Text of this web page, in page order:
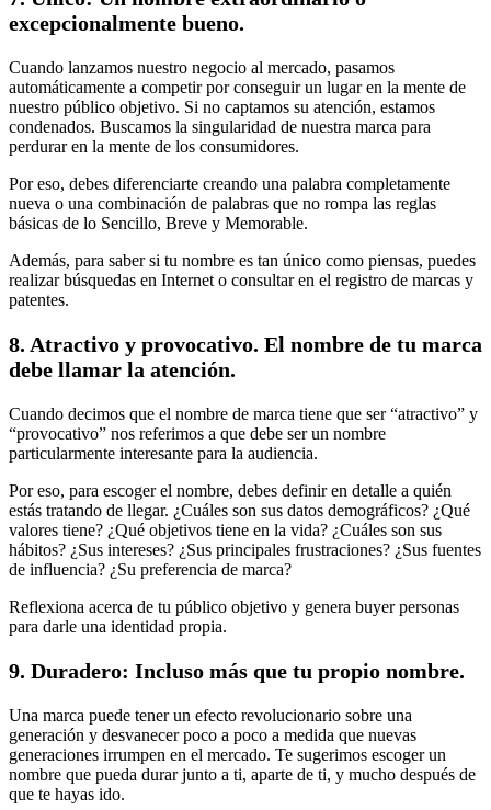
excepcionalmente bueno.
Cuando lanzamos nuestro negocio al mercado, pasamos
automáticamente a competir por conseguir un lugar en la mente de
nuestro público objetivo. Si no captamos su atención, estamos
condenados. Buscamos la singularidad de nuestra marca para
perdurar en la mente de los consumidores.
Por eso, debes diferenciarte creando una palabra completamente
nueva o una combinación de palabras que no rompa las reglas
básicas de lo Sencillo, Breve y Memorable.
Además, para saber si tu nombre es tan único como piensas, puedes
realizar búsquedas en Internet o consultar en el registro de marcas y
patentes.
8. Atractivo y provocativo. El nombre de tu marca
debe llamar la atención.
Cuando decimos que el nombre de marca tiene que ser “atractivo” y
“provocativo” nos referimos a que debe ser un nombre
particularmente interesante para la audiencia.
Por eso, para escoger el nombre, debes definir en detalle a quién
estás tratando de llegar. ¿Cuáles son sus datos demográficos? ¿Qué
valores tiene? ¿Qué objetivos tiene en la vida? ¿Cuáles son sus
hábitos? ¿Sus intereses? ¿Sus principales frustraciones? ¿Sus fuentes
de influencia? ¿Su preferencia de marca?
Reflexiona acerca de tu público objetivo y genera buyer personas
para darle una identidad propia.
9. Duradero: Incluso más que tu propio nombre.
Una marca puede tener un efecto revolucionario sobre una
generación y desvanecer poco a poco a medida que nuevas
generaciones irrumpen en el mercado. Te sugerimos escoger un
nombre que pueda durar junto a ti, aparte de ti, y mucho después de
que te hayas ido.